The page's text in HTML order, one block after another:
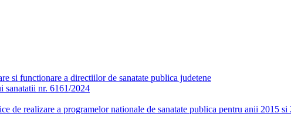
si functionare a directiilor de sanatate publica judetene
sanatatii nr. 6161/2024
de realizare a programelor nationale de sanatate publica pentru anii 2015